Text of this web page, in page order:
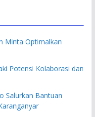
Minta Optimalkan
Potensi Kolaborasi dan
Salurkan Bantuan